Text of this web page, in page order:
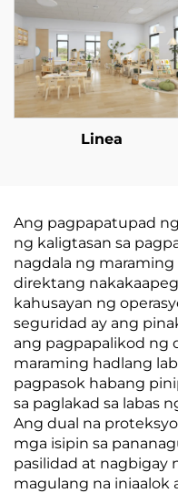
Linea
Ang pagpapatupad
ng kaligtasan sa
nagdala ng
direktang
kahusayan ng
seguridad ay ang
ang pagpapalikod ng
maraming hadlang
pagpasok habang
sa paglakad sa labas
Ang dual na
mga isipin sa
pasilidad at nagbigay
magulang na iniaalok